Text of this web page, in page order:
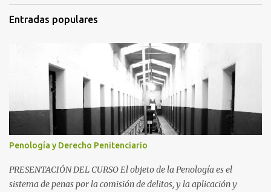
Entradas populares
Penología y Derecho Penitenciario
PRESENTACIÓN DEL CURSO El objeto de la Penología es el
sistema de penas por la comisión de delitos, y la aplicación y